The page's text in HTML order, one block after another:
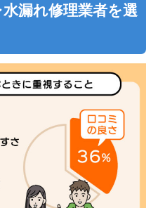
漏れ修理業者を選